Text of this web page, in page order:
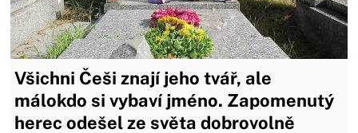
Všichni Češi znají jeho tvář, ale
málokdo si vybaví jméno. Zapomenutý
herec odešel ze světa dobrovolně